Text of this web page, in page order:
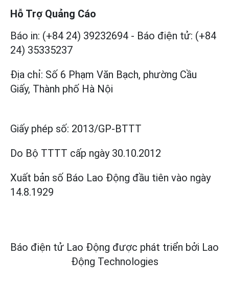
Hỗ Trợ Quảng Cáo
Báo in: (+84 24) 39232694 - Báo điện tử: (+84
24) 35335237
Địa chỉ: Số 6 Phạm Văn Bạch, phường Cầu
Giấy, Thành phố Hà Nội
Giấy phép số: 2013/GP-BTTT
Do Bộ TTTT cấp ngày 30.10.2012
Xuất bản số Báo Lao Động đầu tiên vào ngày
14.8.1929
Báo điện tử Lao Động được phát triển bởi Lao
Động Technologies